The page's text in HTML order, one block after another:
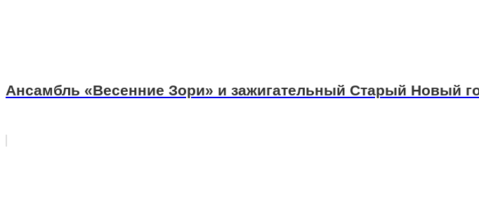
Ансамбль «Весенние Зори» и зажигательный Старый Новый